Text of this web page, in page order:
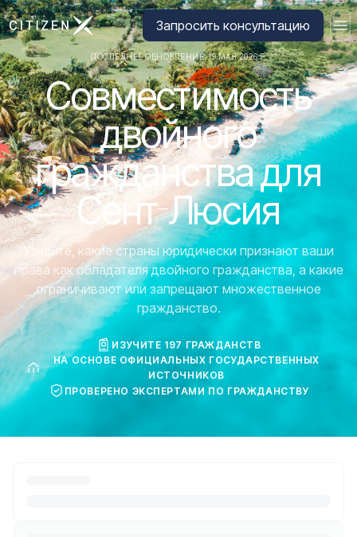
Перейти на главную страницу CitizenX
Запросить консультацию
ПОСЛЕДНЕЕ ОБНОВЛЕНИЕ: 19 МАЯ 2026 Г.
Совместимость
двойного
гражданства для
Сент-Люсия
Узнайте, какие страны юридически признают ваши
права как обладателя двойного гражданства, а какие
ограничивают или запрещают множественное
гражданство.
ИЗУЧИТЕ 197 ГРАЖДАНСТВ
НА ОСНОВЕ ОФИЦИАЛЬНЫХ ГОСУДАРСТВЕННЫХ
ИСТОЧНИКОВ
ПРОВЕРЕНО ЭКСПЕРТАМИ ПО ГРАЖДАНСТВУ